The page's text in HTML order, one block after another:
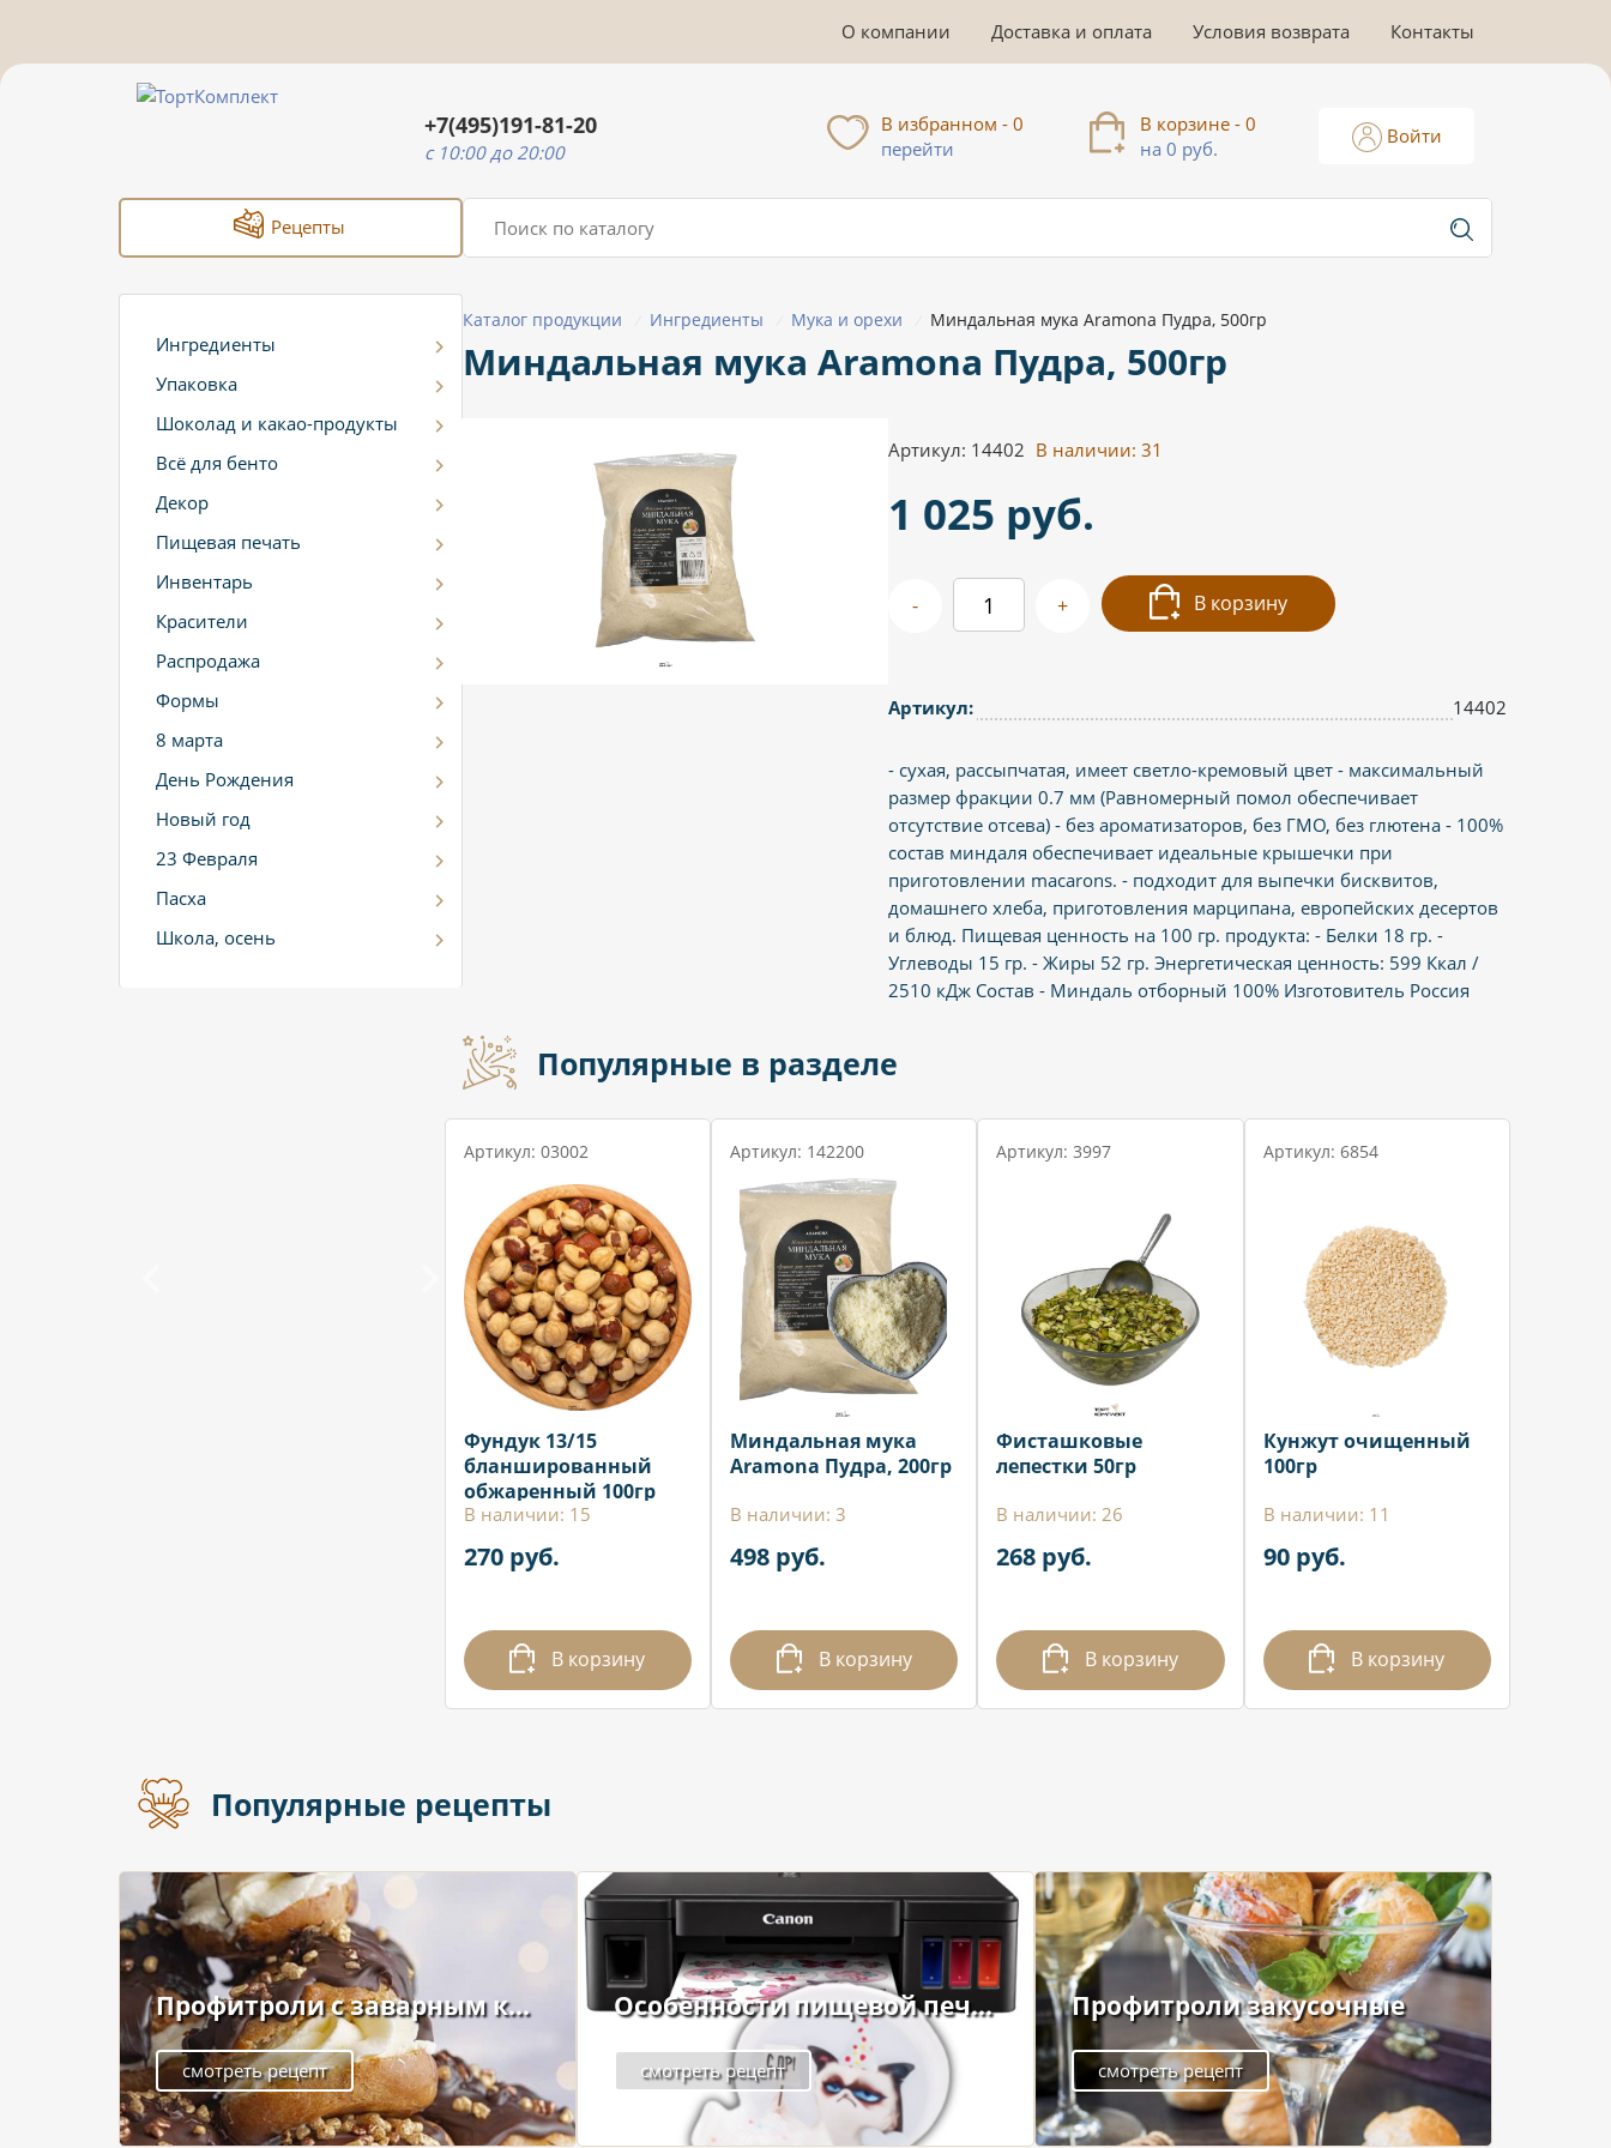
О компании Доставка и оплата Условия возврата Контакты
+7(495)191-81-20
c 10:00 до 20:00
В избранном - 0
перейти
В корзине - 0
на 0 руб.
Войти
Рецепты
Ингредиенты
Упаковка
Шоколад и какао-продукты
Всё для бенто
Декор
Пищевая печать
Инвентарь
Красители
Распродажа
Формы
8 марта
День Рождения
Новый год
23 Февраля
Пасха
Школа, осень
Каталог продукции Ингредиенты Мука и орехи Миндальная мука Aramona Пудра, 500гр
Миндальная мука Aramona Пудра, 500гр
Артикул: 14402 В наличии:31
1 025 руб.
- + В корзину
Артикул: 14402
- сухая, рассыпчатая, имеет светло-кремовый цвет - максимальный
размер фракции 0.7 мм (Равномерный помол обеспечивает
отсутствие отсева) - без ароматизаторов, без ГМО, без глютена - 100%
состав миндаля обеспечивает идеальные крышечки при
приготовлении macarons. - подходит для выпечки бисквитов,
домашнего хлеба, приготовления марципана, европейских десертов
и блюд. Пищевая ценность на 100 гр. продукта: - Белки 18 гр. -
Углеводы 15 гр. - Жиры 52 гр. Энергетическая ценность: 599 Ккал /
2510 кДж Состав - Миндаль отборный 100% Изготовитель Россия
Популярные в разделе
Артикул: 03002
Фундук 13/15
бланшированный
обжаренный 100гр
В наличии: 15
270 руб.
В корзину
Артикул: 142200
Миндальная мука
Aramona Пудра, 200гр
В наличии: 3
498 руб.
В корзину
Артикул: 3997
Фисташковые
лепестки 50гр
В наличии: 26
268 руб.
В корзину
Артикул: 6854
Кунжут очищенный
100гр
В наличии: 11
90 руб.
В корзину
Популярные рецепты
Профитроли с заварным к...
смотреть рецепт
Особенности пищевой печ...
смотреть рецепт
Профитроли закусочные
смотреть рецепт